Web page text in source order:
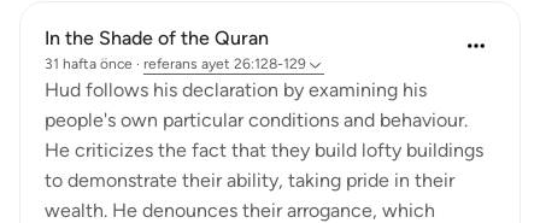
In the Shade of the Quran
31 hafta önce · referans ayet 26:128-129
Hud follows his declaration by examining his
people's own particular conditions and behaviour.
He criticizes the fact that they build lofty buildings
to demonstrate their ability, taking pride in their
wealth. He denounces their arrogance, which